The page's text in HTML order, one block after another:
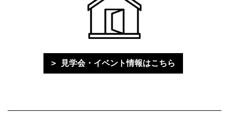
見学会・イベント情報はこちら